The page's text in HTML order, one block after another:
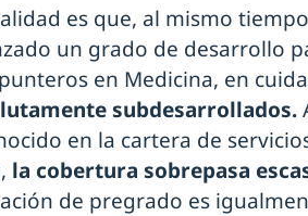
es que, al mismo
un grado de desarrollo
en Medicina, en
subdesarrollados.
en la cartera de
la cobertura sobrepasa
de pregrado es